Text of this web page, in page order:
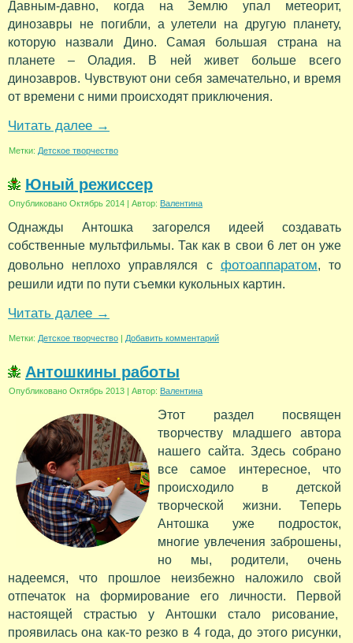
Давным-давно, когда на Землю упал метеорит,
динозавры не погибли, а улетели на другую планету,
которую назвали Дино. Самая большая страна на
планете – Оладия. В ней живет больше всего
динозавров. Чувствуют они себя замечательно, и время
от времени с ними происходят приключения.
Читать далее →
Метки: Детское творчество
Юный режиссер
Опубликовано Октябрь 2014 | Автор: Валентина
Однажды Антошка загорелся идеей создавать
собственные мультфильмы. Так как в свои 6 лет он уже
довольно неплохо управлялся с фотоаппаратом, то
решили идти по пути съемки кукольных картин.
Читать далее →
Метки: Детское творчество | Добавить комментарий
Антошкины работы
Опубликовано Октябрь 2013 | Автор: Валентина
Этот раздел посвящен
творчеству младшего автора
нашего сайта. Здесь собрано
все самое интересное, что
происходило в детской
творческой жизни. Теперь
Антошка уже подросток,
многие увлечения заброшены,
но мы, родители, очень
надеемся, что прошлое неизбежно наложило свой
отпечаток на формирование его личности. Первой
настоящей страстью у Антошки стало рисование,
проявилась она как-то резко в 4 года, до этого рисунки,